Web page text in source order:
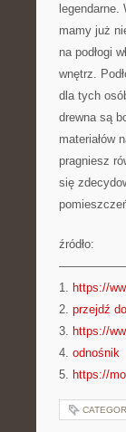
mamy już
na podłogi
wnętrz.
dla tych
drewna są
materiałów
pragniesz
się
źródło:
1. https://
2. przejdź
3. https://
4. odnośnik
5. https://